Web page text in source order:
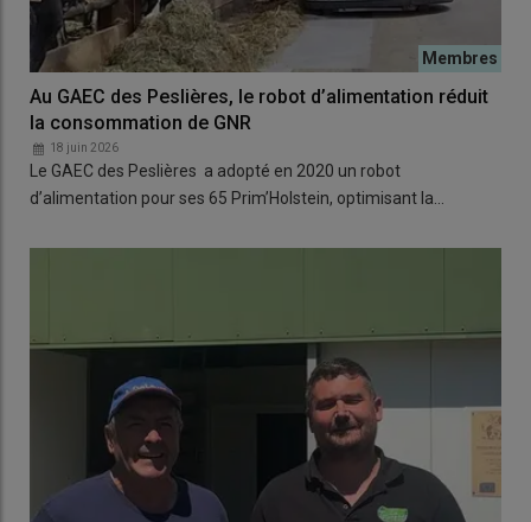
Au GAEC des Peslières, le robot d’alimentation réduit
la consommation de GNR
18 juin 2026
Le GAEC des Peslières a adopté en 2020 un robot
d’alimentation pour ses 65 Prim’Holstein, optimisant la…